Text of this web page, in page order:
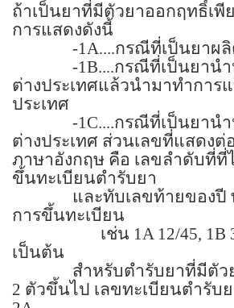
ถ้าเป็นยาที่มีตัวยาออกฤทธิ์เพี
การแสดงดังนี้
-1A....กรณีที่เป็นยาผลิ
-1B....กรณีที่เป็นยานำ
ต่างประเทศแล้วนำมาทำการ
ประเทศ
-1C....กรณีที่เป็นยานำ
ต่างประเทศ ส่วนเลขที่แสดงต่
ภาษาอังกฤษ คือ เลขลำดับที่
ขึ้นทะเบียนตำรับยา
และทับเลขท้ายของปี
การขึ้นทะเบียน
เช่น 1A 12/45, 1B
เป็นต้น
สำหรับตำรับยาที่มีตั
2 ตัวขึ้นไป เลขทะเบียนตำรับ